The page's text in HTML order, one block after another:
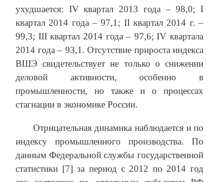
ухудшается: IV квартал 2013 года – 98,0; I
квартал 2014 года – 97,1; II квартал 2014 г. –
99,3; III квартал 2014 года – 97,6; IV квартала
2014 года – 93,1. Отсутствие прироста индекса
ВШЭ свидетельствует не только о снижении
деловой активности, особенно в
промышленности, но также и о процессах
стагнации в экономике России.
Отрицательная динамика наблюдается и по
индексу промышленного производства. По
данным Федеральной службы государственной
статистики [7] за период с 2012 по 2014 год